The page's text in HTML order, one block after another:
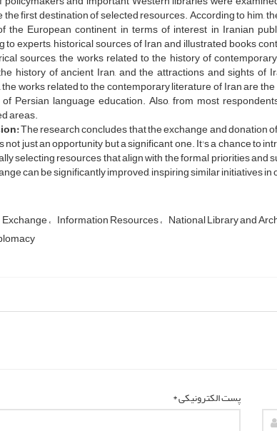
the first destination of selected resources. According to him,
the European continent in terms of interest in Iranian
to experts, historical sources of Iran and illustrated books
sources, the works related to the history of
history of ancient Iran, and the attractions and sights
the works related to the contemporary literature of Iran are
Persian language education. Also, from most
areas.
The research concludes that the exchange and donation
not just an opportunity but a significant one. It's a chance to
selecting resources that align with the formal priorities and
can be significantly improved, inspiring similar initiatives
Exchange Information Resources National Library and
پست الکترونیکی *